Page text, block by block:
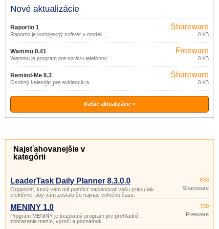
Nové aktualizácie
Raportio 1
Raportio je komplexný softvér v modeli
Saas, ktorý je určený pre malé a stredné
firmy.
Shareware
0 kB
Wammu 0.41
Wammu je program pre správu telefónov
bežiaci pod Linuxom, Windows a
pravdepodobne aj ďalšími platformami,
kde fungujú libGammu a wxPython.
Freeware
0 kB
Remind-Me 8.3
Osobný kalendár pre evidenciu a
pripomínanie dôležitých udalostí:
narodeniny, prázdniny, výročia a ďalšie
plánované udalosti.
Shareware
0 kB
ďalšie aktualizácie »
Najsťahovanejšie v
kategórii
LeaderTask Daily Planner 8.3.0.0
Organizér, ktorý vám má pomôcť naplánovať vašu prácu tak
efektívne, aby vám zostalo čo najviac voľného času.
830
Shareware
MENINY 1.0
Program MENINY je bezplatný program pre prehľadné
zobrazenie menín, výročí a poznámok.
730
Freeware